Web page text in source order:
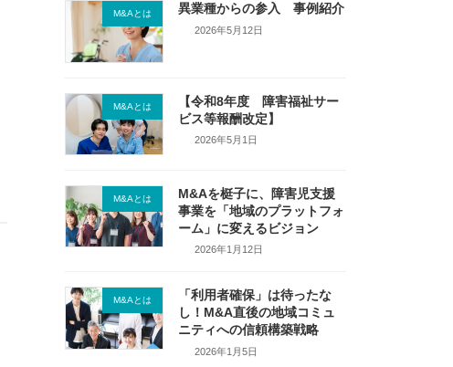
M&Aとは 異業種からの参入 事例紹介
2026年5月12日
M&Aとは
【令和8年度 障害福祉サー
ビス等報酬改定】
2026年5月1日
M&Aとは
M&Aを梃子に、障害児支援
事業を「地域のプラットフォ
ーム」に変えるビジョン
2026年1月12日
M&Aとは
「利用者確保」は待ったな
し！M&A直後の地域コミュ
ニティへの信頼構築戦略
2026年1月5日